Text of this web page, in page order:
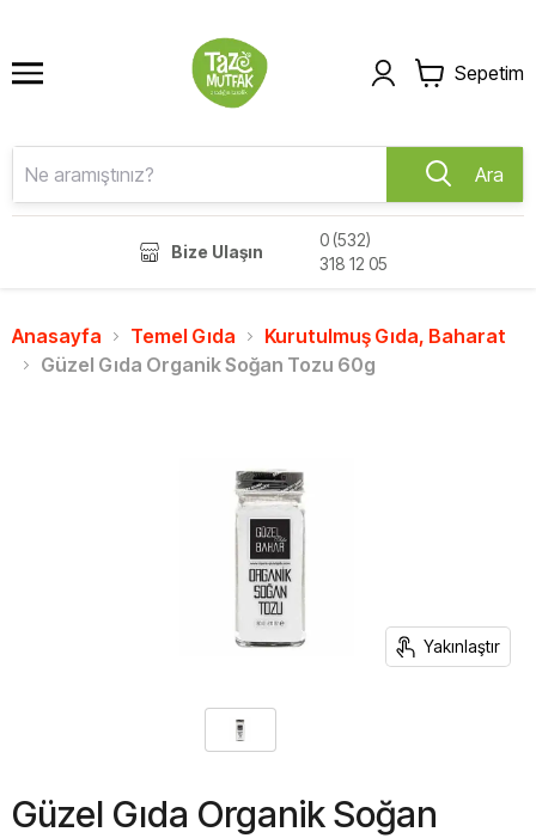
Sepetim
Ara
Bize Ulaşın
0 (532)
318 12 05
Anasayfa Temel Gıda
Kurutulmuş Gıda, Baharat
Güzel Gıda Organik Soğan Tozu 60g
Yakınlaştır
Güzel Gıda Organik Soğan